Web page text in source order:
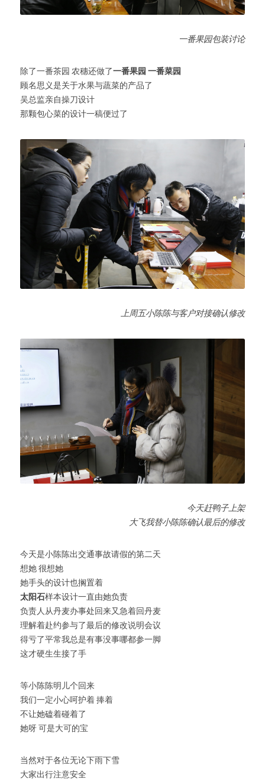
一番果园包装讨论
除了一番茶园 农穗还做了一番果园 一番菜园
顾名思义是关于水果与蔬菜的产品了
吴总监亲自操刀设计
那颗包心菜的设计一稿便过了
上周五小陈陈与客户对接确认修改
今天赶鸭子上架
大飞我替小陈陈确认最后的修改
今天是小陈陈出交通事故请假的第二天
想她 很想她
她手头的设计也搁置着
太阳石样本设计一直由她负责
负责人从丹麦办事处回来又急着回丹麦
理解着赴约参与了最后的修改说明会议
得亏了平常我总是有事没事哪都参一脚
这才硬生生接了手
等小陈陈明儿个回来
我们一定小心呵护着 捧着
不让她磕着碰着了
她呀 可是大可的宝
当然对于各位无论下雨下雪
大家出行注意安全